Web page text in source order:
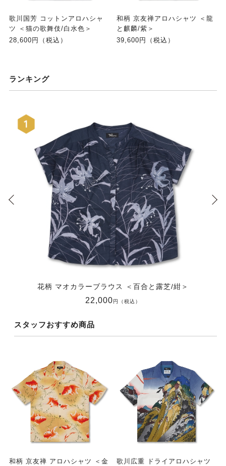
歌川国芳 コットンアロハシャ
ツ ＜猫の歌舞伎/白水色＞
28,600円（税込）
和柄 京友禅アロハシャツ ＜龍
と麒麟/紫＞
39,600円（税込）
ランキング
花柄 マオカラーブラウス ＜百合と露芝/紺＞
22,000円（税込）
スタッフおすすめ商品
和柄 京友禅 アロハシャツ ＜金
歌川広重 ドライアロハシャツ